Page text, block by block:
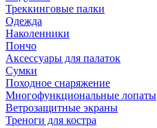
Треккинговые палки
Одежда
Наколенники
Пончо
Аксессуары для палаток
Сумки
Походное снаряжение
Многофункциональные лопаты
Ветрозащитные экраны
Треноги для костра